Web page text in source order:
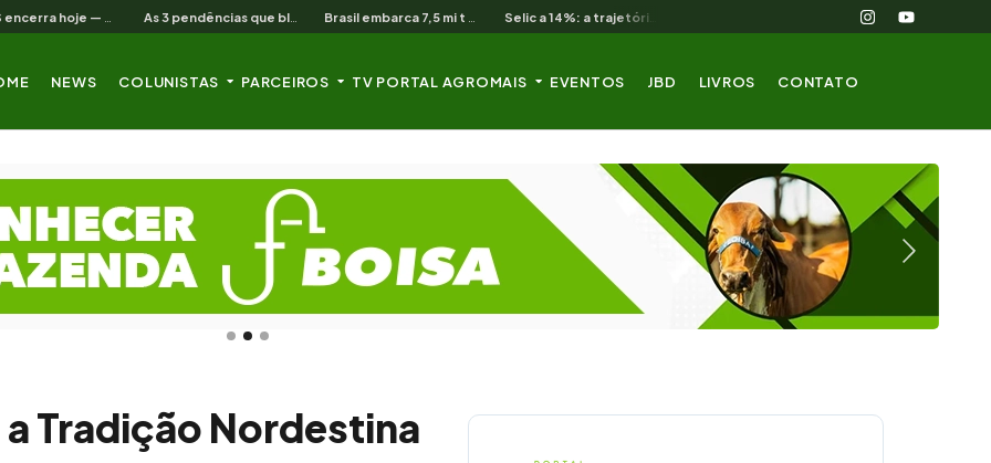
NEWS COLUNISTAS PARCEIROS TV PORTAL AGROMAIS EVENTOS JBD LIVROS CONTATO
Tradição Nordestina